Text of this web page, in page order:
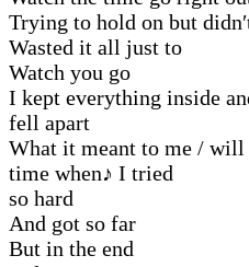
Trying to hold on but
Wasted it all just to
Watch you go
I kept everything inside
fell apart
What it meant to me /
time when♪ I tried
so hard
And got so far
But in the end